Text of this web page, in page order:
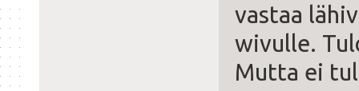
vastaa
wivulle.
Mutta ei